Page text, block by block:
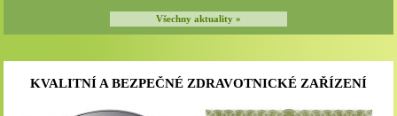
Všechny aktuality »
KVALITNÍ A BEZPEČNÉ ZDRAVOTNICKÉ ZAŘÍZENÍ